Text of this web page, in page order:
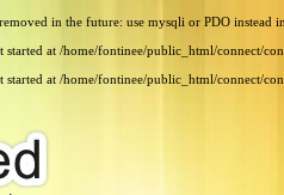
in the future: use mysqli or PDO instead in
at /home/fontinee/public_html/connect/
at /home/fontinee/public_html/connect/